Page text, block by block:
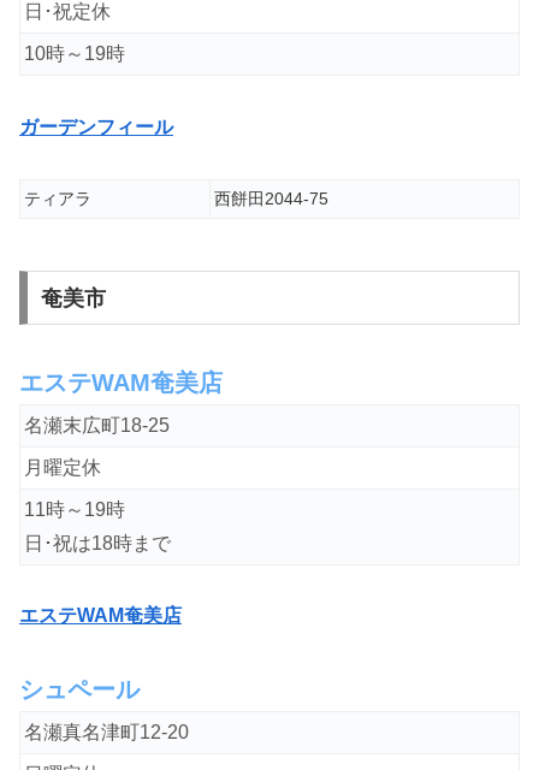
日･祝定休
10時～19時
ガーデンフィール
ティアラ 西餅田2044-75
奄美市
エステWAM奄美店
名瀬末広町18-25
月曜定休
11時～19時
日･祝は18時まで
エステWAM奄美店
シュペール
名瀬真名津町12-20